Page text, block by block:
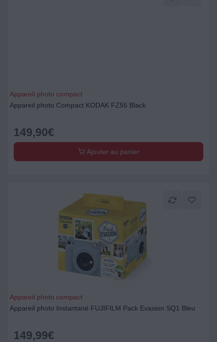
Appareil photo compact
Appareil photo Compact KODAK FZ55 Black
149,90€
Ajouter au panier
Appareil photo compact
Appareil photo Instantané FUJIFILM Pack Evasion SQ1 Bleu
149,99€